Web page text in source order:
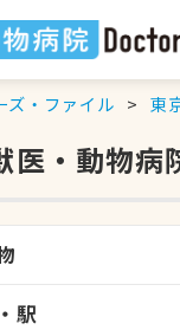
ズ・ファイル 東
医・動物病
駅